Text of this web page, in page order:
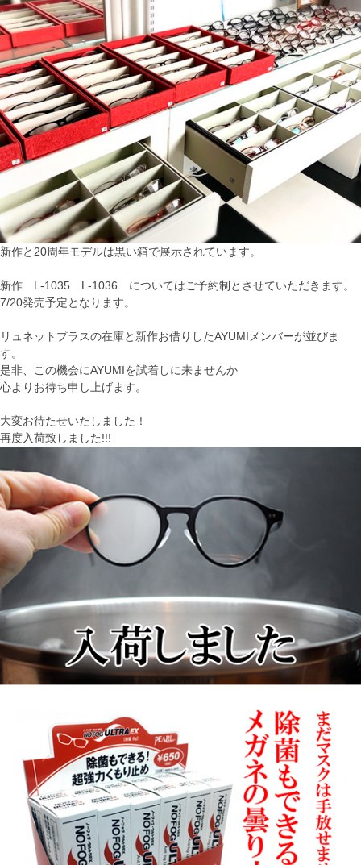
新作と20周年モデルは黒い箱で展示されています。
新作 L-1035 L-1036 についてはご予約制とさせていただきます。
7/20発売予定となります。
リュネットプラスの在庫と新作お借りしたAYUMIメンバーが並びま
す。
是非、この機会にAYUMIを試着しに来ませんか
心よりお待ち申し上げます。
大変お待たせいたしました！
再度入荷致しました!!!